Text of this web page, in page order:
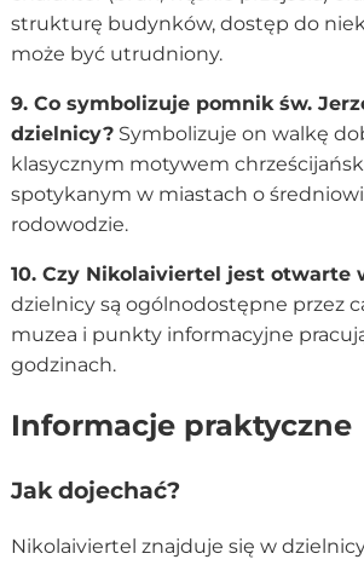
strukturę budynków, dostęp do
może być utrudniony.
9. Co symbolizuje pomnik św.
dzielnicy?Symbolizuje on walkę
klasycznym motywem
spotykanym w miastach o
rodowodzie.
10. Czy Nikolaiviertel jest otwarte
dzielnicy są ogólnodostępne przez
muzea i punkty informacyjne
godzinach.
Informacje praktyczne
Jak dojechać?
Nikolaiviertel znajduje się w